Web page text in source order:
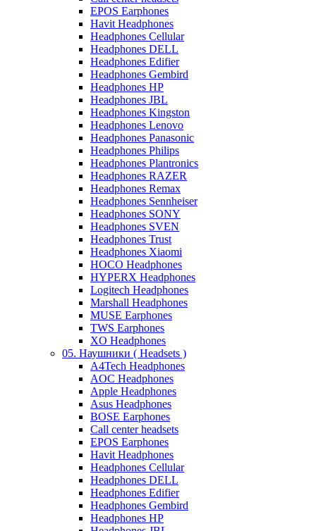
EPOS Earphones
Havit Headphones
Headphones Cellular
Headphones DELL
Headphones Edifier
Headphones Gembird
Headphones HP
Headphones JBL
Headphones Kingston
Headphones Lenovo
Headphones Panasonic
Headphones Philips
Headphones Plantronics
Headphones RAZER
Headphones Remax
Headphones Sennheiser
Headphones SONY
Headphones SVEN
Headphones Trust
Headphones Xiaomi
HOCO Headphones
HYPERX Headphones
Logitech Headphones
Marshall Headphones
MUSE Earphones
TWS Earphones
XO Headphones
05. Наушники ( Headsets )
A4Tech Headphones
AOC Headphones
Apple Headphones
Asus Headphones
BOSE Earphones
Call center headsets
EPOS Earphones
Havit Headphones
Headphones Cellular
Headphones DELL
Headphones Edifier
Headphones Gembird
Headphones HP